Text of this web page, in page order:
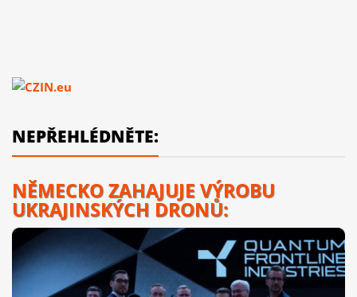
NEPŘEHLÉDNĚTE:
NĚMECKO ZAHAJUJE VÝROBU
UKRAJINSKÝCH DRONŮ: